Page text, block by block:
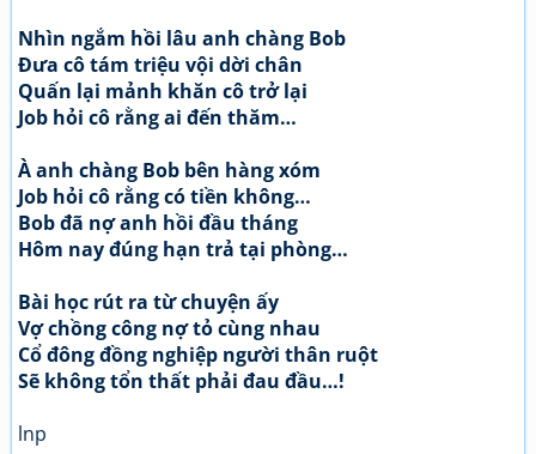
Nhìn ngắm hồi lâu anh chàng Bob
Đưa cô tám triệu vội dời chân
Quấn lại mảnh khăn cô trở lại
Job hỏi cô rằng ai đến thăm…
À anh chàng Bob bên hàng xóm
Job hỏi cô rằng có tiền không…
Bob đã nợ anh hồi đầu tháng
Hôm nay đúng hạn trả tại phòng…
Bài học rút ra từ chuyện ấy
Vợ chồng công nợ tỏ cùng nhau
Cổ đông đồng nghiệp người thân ruột
Sẽ không tổn thất phải đau đầu…!
lnp